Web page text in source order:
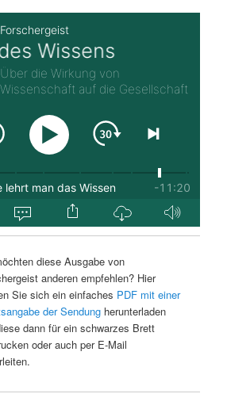
diese Ausgabe von
anderen empfehlen? Hier
Sie sich ein einfaches PDF mit einer
der Sendungherunterladen
dann für ein schwarzes Brett
oder auch per E-Mail